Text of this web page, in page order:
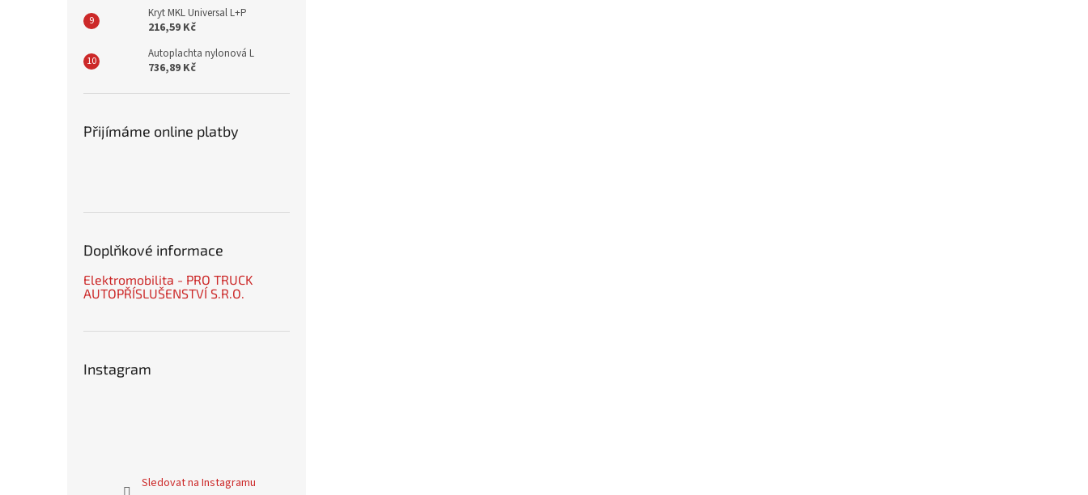
Kryt MKL Universal L+P
216,59 Kč
Autoplachta nylonová L
736,89 Kč
Přijímáme online platby
Doplňkové informace
Elektromobilita - PRO TRUCK
AUTOPŘÍSLUŠENSTVÍ S.R.O.
Instagram
Sledovat na Instagramu